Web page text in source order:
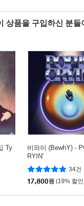
상품을 구입하신 분
Ty
비와이 (BewhY) -
RYIN'
34건
17,800원 (19% 할